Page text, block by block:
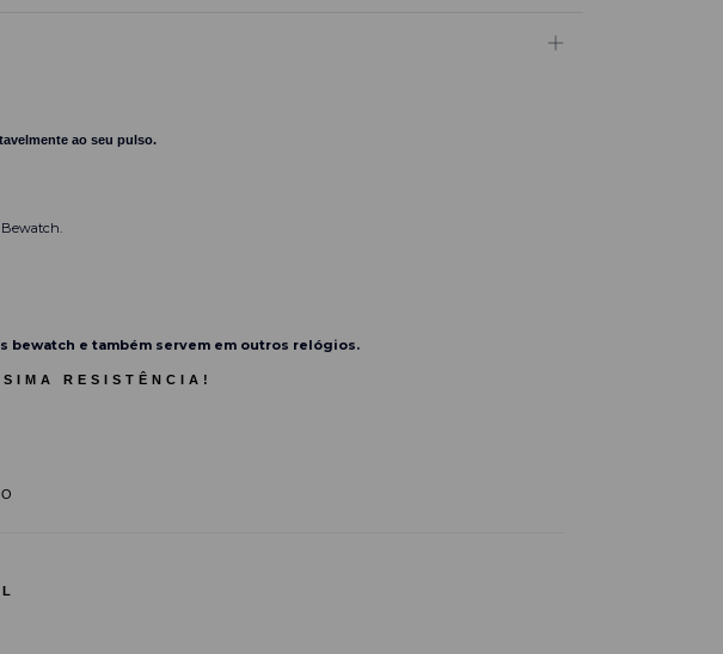
ao seu pulso.
bewatch e também servem em outros relógios.
RESISTÊNCIA!